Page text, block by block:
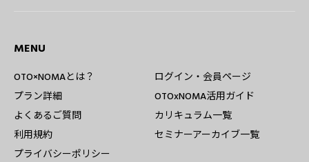
MENU
OTO×NOMAとは？
プラン詳細
よくあるご質問
利用規約
プライバシーポリシー
ログイン・会員ページ
OTOxNOMA活用ガイド
カリキュラム一覧
セミナーアーカイブ一覧